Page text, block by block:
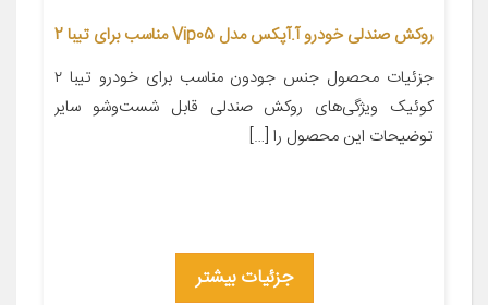
روکش صندلی خودرو آ.آپکس مدل Vip05 مناسب برای تیبا 2
جزئیات محصول جنس جودون مناسب برای خودرو تیبا ۲
کوئیک ویژگی‌های روکش صندلی قابل شست‌وشو سایر
توضیحات این محصول را […]
جزئیات بیشتر